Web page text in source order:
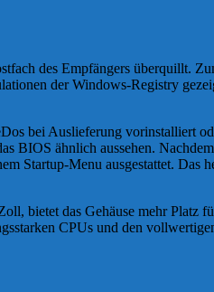
des Empfängers überquillt.
der Windows-Registry
bei Auslieferung vorinstalliert
BIOS ähnlich aussehen.
Startup-Menu ausgestattet. Das
bietet das Gehäuse mehr Platz
CPUs und den